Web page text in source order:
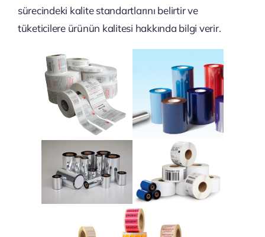
sürecindeki kalite standartlarını belirtir ve
tüketicilere ürünün kalitesi hakkında bilgi verir.